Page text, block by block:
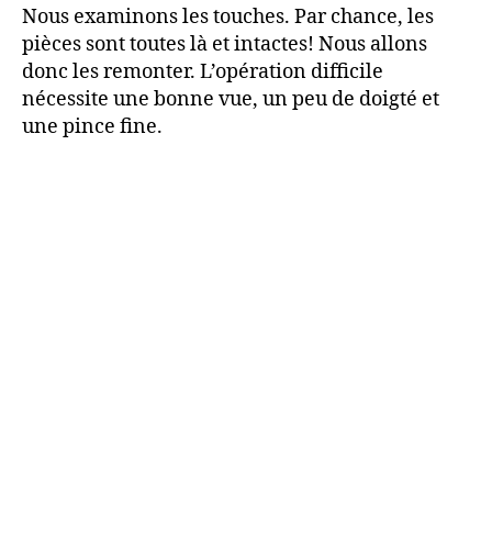
Nous examinons les touches. Par chance, les
pièces sont toutes là et intactes! Nous allons
donc les remonter. L’opération difficile
nécessite une bonne vue, un peu de doigté et
une pince fine.